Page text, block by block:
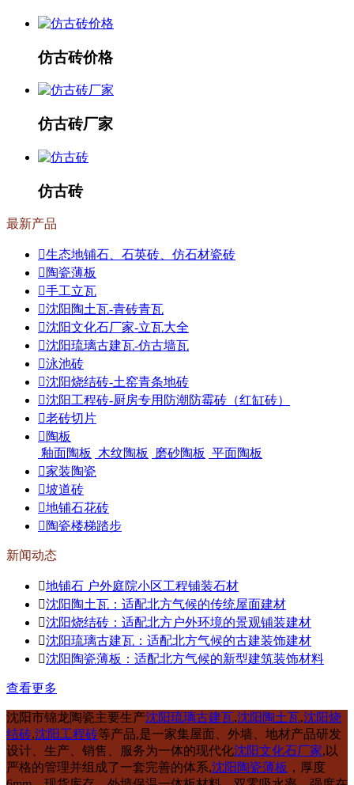
仿古砖价格
仿古砖厂家
仿古砖
最新产品
生态地铺石、石英砖、仿石材瓷砖
陶瓷薄板
手工立瓦
沈阳陶土瓦-青砖青瓦
沈阳文化石厂家-立瓦大全
沈阳琉璃古建瓦-仿古墙瓦
泳池砖
沈阳烧结砖-土窑青条地砖
沈阳工程砖-厨房专用防潮防霉砖（红缸砖）
老砖切片
陶板
釉面陶板
木纹陶板 磨砂陶板 平面陶板
家装陶瓷
坡道砖
地铺石花砖
陶瓷楼梯踏步
新闻动态
地铺石 户外庭院小区工程铺装石材
沈阳陶土瓦：适配北方气候的传统屋面建材
沈阳烧结砖：适配北方户外环境的景观铺装建材
沈阳琉璃古建瓦：适配北方气候的古建装饰建材
沈阳陶瓷薄板：适配北方气候的新型建筑装饰材料
查看更多
沈阳市锦龙陶瓷主要生产沈阳琉璃古建瓦,沈阳陶土瓦,沈阳烧
结砖,沈阳工程砖等产品,是一家集屋面、外墙、地材产品研发
设计、生产、销售、服务为一体的现代化沈阳文化石厂家,以
严格的管理并组成了一套完善的体系,沈阳陶瓷薄板 ，厚度